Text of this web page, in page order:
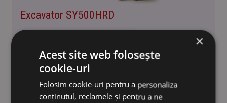
Excavator SY500HRD
Înălțimea maximă de ridicare: 28.15 m
Greutate de operare: 64 000 kg
×
Acest site web folosește
cookie-uri
Folosim cookie-uri pentru a personaliza
conținutul, reclamele și pentru a ne